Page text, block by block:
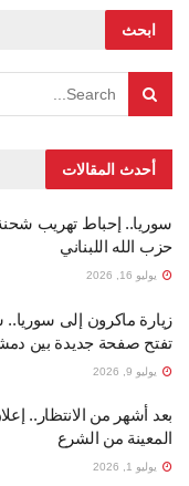
ابحث
أحدث المقالات
سوريا.. إحباط تهريب
حزب الله اللبناني
يوليو 16, 2026
زيارة ماكرون إلى
تفتح صفحة جديدة بين
يوليو 9, 2026
بعد أشهر من الانتظار..
المعينة من الشرع
يوليو 1, 2026